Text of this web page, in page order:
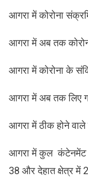
आगरा में कोरोना
आगरा में अब तक
आगरा में कोरोना के
आगरा में अब तक लिए
आगरा में ठीक होने
आगरा में कुल कंटेनमेंट
38 और देहात क्षेत्र में